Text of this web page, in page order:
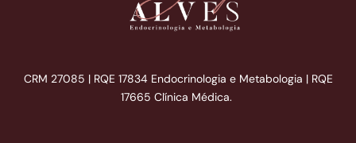
CRM 27085 | RQE 17834 Endocrinologia e Metabologia | RQE
17665 Clínica Médica.